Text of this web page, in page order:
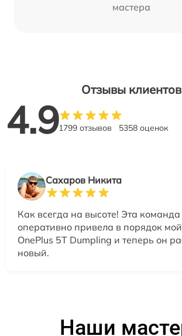
мастера
Отзывы клиентов
4.91799 отзывов 5358 оценок
Сахаров Никита
Как всегда на высоте! Эта команда
оперативно привела в порядок
OnePlus 5T Dumpling и теперь он
новый.
Наши